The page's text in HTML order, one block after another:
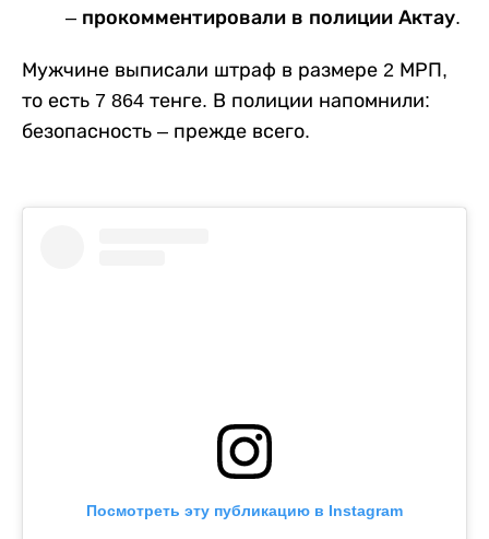
– прокомментировали в полиции Актау.
Мужчине выписали штраф в размере 2 МРП,
то есть 7 864 тенге. В полиции напомнили:
безопасность – прежде всего.
Посмотреть эту публикацию в Instagram